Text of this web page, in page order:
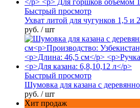
Быстрый просмотр
Ухват литой для чугунков 1,5 и
руб. / шт
Быстрый просмотр
Шумовка для казана с
руб. / шт
Хит продаж